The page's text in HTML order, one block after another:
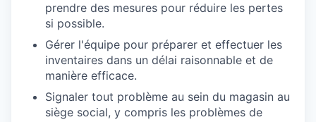
prendre des mesures pour réduire les pertes
si possible.
Gérer l'équipe pour préparer et effectuer les
inventaires dans un délai raisonnable et de
manière efficace.
Signaler tout problème au sein du magasin au
siège social, y compris les problèmes de